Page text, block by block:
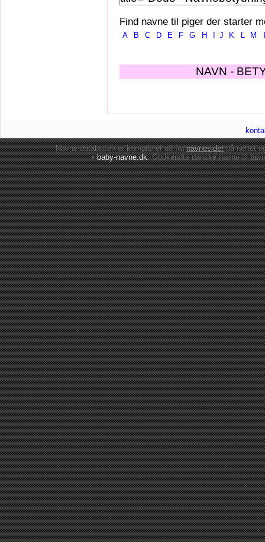
Find navne til piger der starter
A B C D E F G H J K L M
NAVN -
Navne-databasen er kompileret ud franavnesiderpå nettet
•baby-navne.dk: Godkendte danskenavne til børn